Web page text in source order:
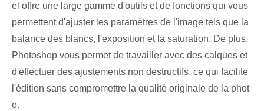
el offre une large gamme d'outils et de fonctions qui vous
permettent d'ajuster les paramètres de l'image tels que la
balance des blancs, l'exposition et la saturation. De plus,
Photoshop vous permet de travailler avec des calques et
d'effectuer des ajustements non destructifs, ce qui facilite
l'édition sans compromettre la qualité originale de la phot
o.